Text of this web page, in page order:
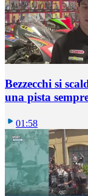
Bezzecchi si
una pista
01:58